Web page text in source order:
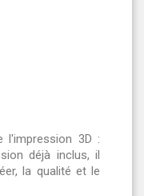
l'impression 3D :
déjà inclus, il
la qualité et le